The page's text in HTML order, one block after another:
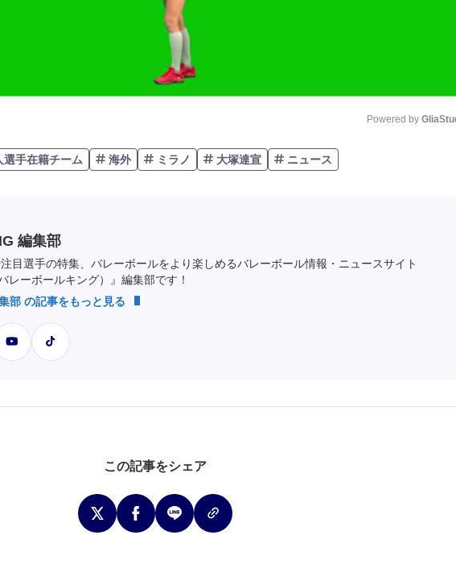
Powered by
選手在籍チーム 海外 ミラノ 大塚達宣 ニュース
編集部
目選手の特集、バレーボールをより楽しめるバレーボール情報・ニュースサイト
レーボールキング）』編集部です！
部 の記事をもっと見る
この記事をシェア